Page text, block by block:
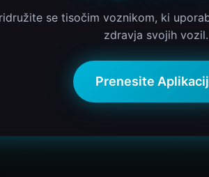
se tisočim voznikom, ki
zdravja svojih vozil.
Prenesite